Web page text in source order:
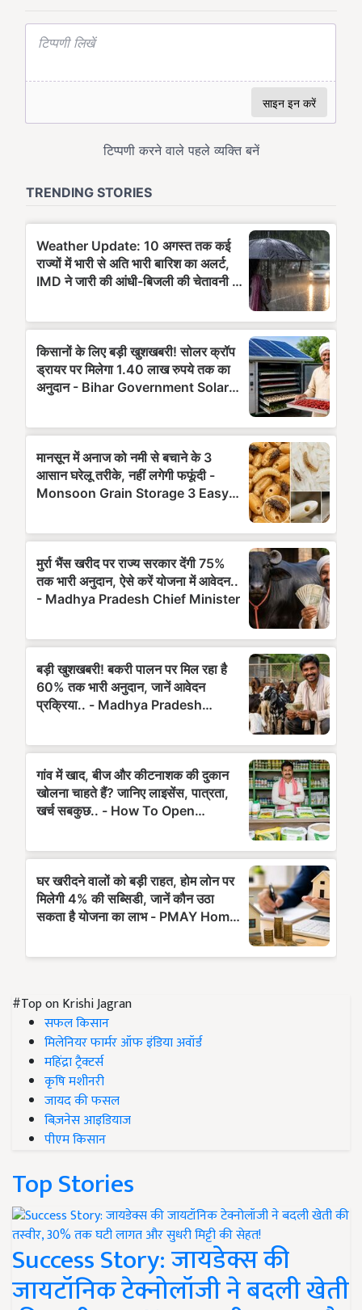
#Top on Krishi Jagran
सफल किसान
मिलेनियर फार्मर ऑफ इंडिया अवॉर्ड
महिंद्रा ट्रैक्टर्स
कृषि मशीनरी
जायद की फसल
बिज़नेस आइडियाज
पीएम किसान
Top Stories
Success Story: जायडेक्स की
जायटॉनिक टेक्नोलॉजी ने बदली खेती